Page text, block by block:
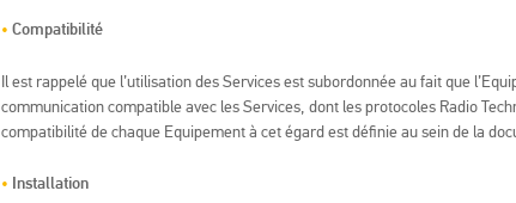
Compatibilité
Il est rappelé que l’utilisation des Services est subordonnée au fait que
communication compatible avec les Services, dont les protocoles Radio
compatibilité de chaque Equipement à cet égard est définie au sein de la
Installation